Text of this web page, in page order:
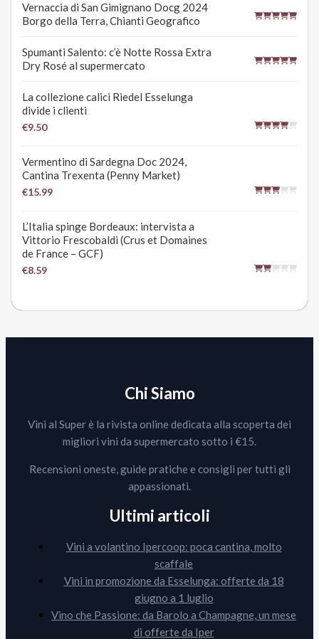
Vernaccia di San Gimignano Docg 2024
Borgo della Terra, Chianti Geografico
Spumanti Salento: c’è Notte Rossa Extra
Dry Rosé al supermercato
La collezione calici Riedel Esselunga
divide i clienti
€9.50
Vermentino di Sardegna Doc 2024,
Cantina Trexenta (Penny Market)
€15.99
L’Italia spinge Bordeaux: intervista a
Vittorio Frescobaldi (Crus et Domaines
de France – GCF)
€8.59
Chi Siamo
Vini al Super è la rivista online dedicata alla scoperta dei
migliori vini da supermercato sotto i €15.
Recensioni oneste, guide pratiche e consigli per tutti gli
appassionati.
Ultimi articoli
Vini a volantino Ipercoop: poca cantina, molto
scaffale
Vini in promozione da Esselunga: offerte da 18
giugno a 1 luglio
Vino che Passione: da Barolo a Champagne, un mese
di offerte da Iper